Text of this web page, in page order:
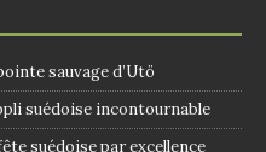
sauvage d’Utö
suédoise incontournable
suédoise par excellence